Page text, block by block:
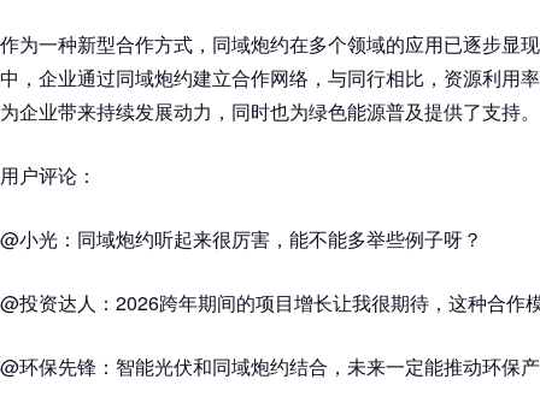
作为一种新型合作方式，同域炮约在多个领域的应用已逐步显
中，企业通过同域炮约建立合作网络，与同行相比，资源利用
为企业带来持续发展动力，同时也为绿色能源普及提供了支持。
用户评论：
@小光：同域炮约听起来很厉害，能不能多举些例子呀？
@投资达人：2026跨年期间的项目增长让我很期待，这种合作
@环保先锋：智能光伏和同域炮约结合，未来一定能推动环保